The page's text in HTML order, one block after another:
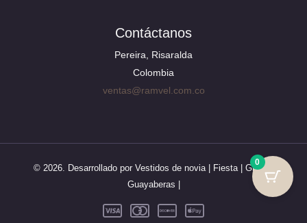
Contáctanos
Pereira, Risaralda
Colombia
ventas@ramvel.com.co
© 2026. Desarrollado por Vestidos de novia | Fiesta | Grado |
Guayaberas |
0